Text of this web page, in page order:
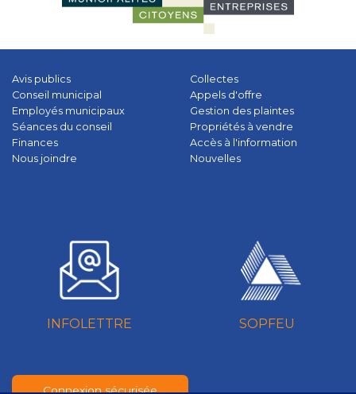
Avis publics
Conseil municipal
Employés municipaux
Séances du conseil
Finances
Nous joindre
Collectes
Appels d'offre
Gestion des plaintes
Propriétés à vendre
Accès à l'information
Nouvelles
INFOLETTRE SOPFEU
Connexion sécurisée